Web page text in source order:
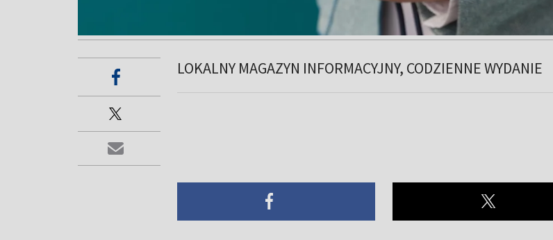
LOKALNY MAGAZYN INFORMACYJNY, CODZIENNE WYDANIE